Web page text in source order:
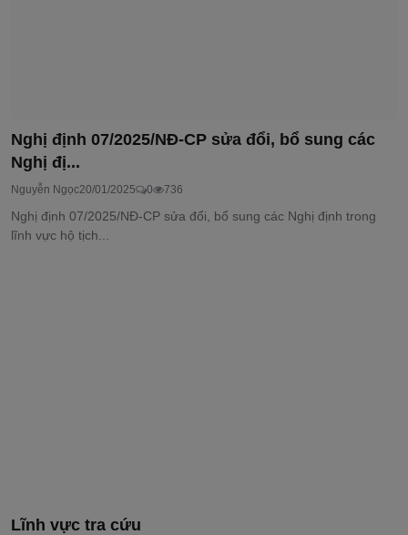
Nghị định 07/2025/NĐ-CP sửa đổi, bổ sung các
Nghị đị...
Nguyễn Ngọc20/01/2025 0 736
Nghị định 07/2025/NĐ-CP sửa đổi, bổ sung các Nghị định trong
lĩnh vực hộ tịch...
Lĩnh vực tra cứu